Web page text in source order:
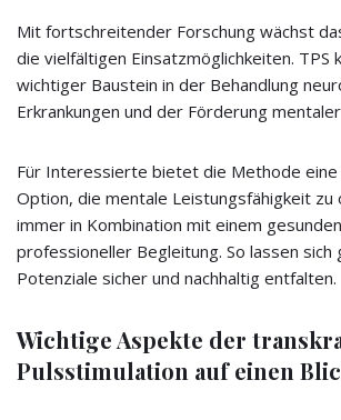
Mit fortschreitender Forschung wächst
die vielfältigen Einsatzmöglichkeiten. TPS
wichtiger Baustein in der Behandlung
Erkrankungen und der Förderung
Für Interessierte bietet die Methode eine
Option, die mentale Leistungsfähigkeit zu
immer in Kombination mit einem
professioneller Begleitung. So lassen sich
Potenziale sicher und nachhaltig entfalten.
Wichtige Aspekte der
Pulsstimulation auf einen